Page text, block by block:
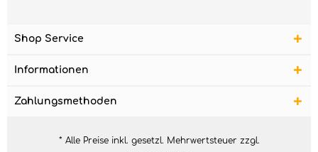
Shop Service
Informationen
Zahlungsmethoden
* Alle Preise inkl. gesetzl. Mehrwertsteuer zzgl.